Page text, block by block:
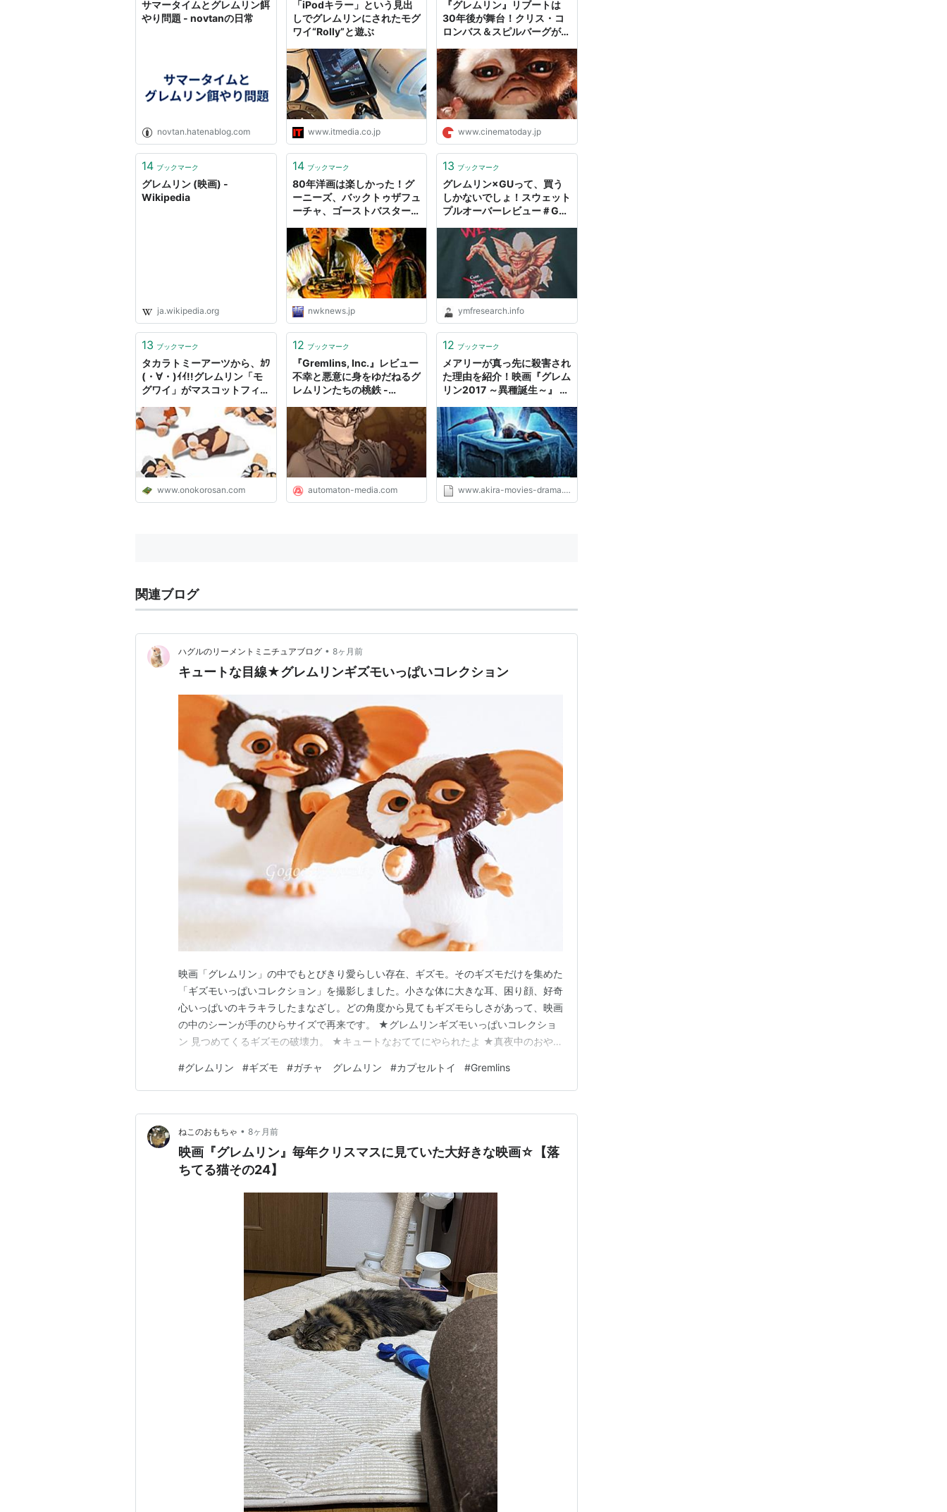
コメディ映画 ファンタジー映画 ホラー映画
リスト::外国の映画::題名::か行
サマータイムとグレムリン餌
やり問題 - novtanの日常
novtan.hatenablog.com
「iPodキラー」という見出
しでグレムリンにされたモグ
ワイ“Rolly”と遊ぶ
www.itmedia.co.jp
『グレムリン』リブートは
30年後が舞台！クリス・コ
ロンバス＆スピルバーグがカ
www.cinematoday.jp
14 ブックマーク
グレムリン (映画) -
Wikipedia
ja.wikipedia.org
14 ブックマーク
80年洋画は楽しかった！グ
ーニーズ、バックトゥザフュ
ーチャ、ゴーストバスター
ター、ランボー、13日の金
曜日 : 哲学ニュースnwk
nwknews.jp
13 ブックマーク
グレムリン×GUって、買う
しかないでしょ！スウェット
プルオーバーレビュー＃GU
ファッションリサーチ
ymfresearch.info
13 ブックマーク
タカラトミーアーツから、ｶﾜ
(・∀・)ｲｲ!!グレムリン「モ
グワイ」がマスコットフィギ
www.onokorosan.com
12 ブックマーク
『Gremlins, Inc.』レビュー
不幸と悪意に身をゆだねるグ
レムリンたちの桃鉄 -
automaton-media.com
12 ブックマーク
メアリーが真っ先に殺害され
た理由を紹介！映画『グレム
リン2017 ～異種誕生～』 -
グ
www.akira-movies-drama.com
関連ブログ
ハグルのリーメントミニチュアブログ • 8ヶ月前
キュートな目線★グレムリンギズモいっぱいコレクション
映画「グレムリン」の中でもとびきり愛らしい存在、ギズモ。そのギズモだけを集めた
「ギズモいっぱいコレクション」を撮影しました。小さな体に大きな耳、困り顔、好奇
心いっぱいのキラキラしたまなざし。どの角度から見てもギズモらしさがあって、映画
の中のシーンが手のひらサイズで再来です。 ★グレムリンギズモいっぱいコレクショ
ン 見つめてくるギズモの破壊力。 ★キュートなおててにやられたよ ★真夜中のおやつ
も全商品（新品・中古）の中から、いろいろ探せます。 ↓ ↓ ↓１,５００円以上のお買
い上げで送料無料！通販ショップの駿河屋 フ…
#グレムリン #ギズモ #ガチャ グレムリン #カプセルトイ #Gremlins
ねこのおもちゃ • 8ヶ月前
映画『グレムリン』毎年クリスマスに見ていた大好きな映画☆【落
ちてる猫その24】